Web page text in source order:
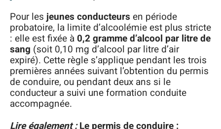
Pour lesjeunes conducteurs en période
probatoire, la limite d’alcoolémie est plus stricte
: elle est fixée à0,2 gramme d’alcool par litre de
sang (soit 0,10 mg d’alcool par litre d’air
expiré). Cette règle s’applique pendant les trois
premières années suivant l’obtention du permis
de conduire, ou pendant deux ans si le
conducteur a suivi une formation conduite
accompagnée.
Lire également : Le permis de conduire :